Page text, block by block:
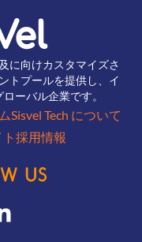
に向けカスタマイズさ
トプールを提供し、イ
ーバル企業です。
Sisvel Tech について
採用情報